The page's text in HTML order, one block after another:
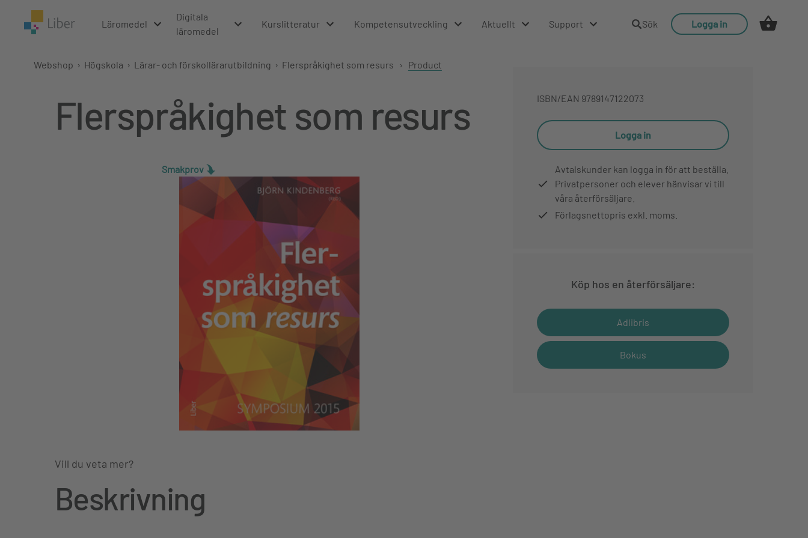
Läromedel
Digitala
läromedel
Kurslitteratur Kompetensutveckling Aktuellt Support Sök Logga in
Webshop › Högskola › Lärar- och förskollärarutbildning › Flerspråkighet som resurs › Product
Flerspråkighet som resurs
Smakprov
Vill du veta mer?
Beskrivning
ISBN/EAN 9789147122073
Logga in
Avtalskunder kan logga in för att beställa.
Privatpersoner och elever hänvisar vi till
våra återförsäljare.
Förlagsnettopris exkl. moms.
Köp hos en återförsäljare:
Adlibris
Bokus